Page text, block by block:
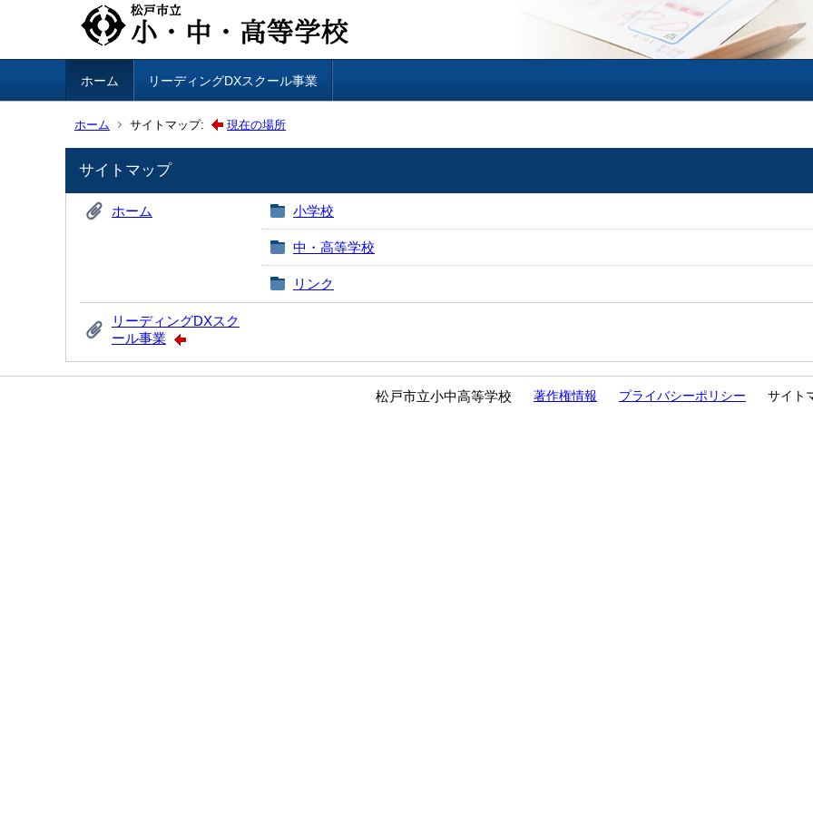
ホーム リーディングDXスクール事業
ホーム サイトマップ: 現在の場所
サイトマップ
ホーム 小学校
中・高等学校
リンク
リーディングDXスク
ール事業
松戸市立小中高等学校 著作権情報 プライバシーポリシー サイト